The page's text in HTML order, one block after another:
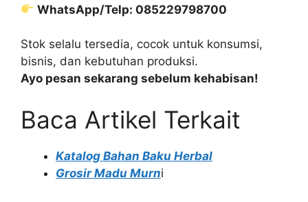
WhatsApp/Telp: 085229798700
Stok selalu tersedia, cocok untuk konsumsi,
bisnis, dan kebutuhan produksi.
Ayo pesan sekarang sebelum kehabisan!
Baca Artikel Terkait
Katalog Bahan Baku Herbal
Grosir Madu Murni